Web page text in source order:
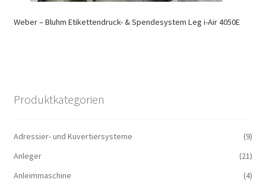
Weber – Bluhm Etikettendruck- & Spendesystem Leg i-Air 4050E
Produktkategorien
Adressier- und Kuvertiersysteme
(9)
Anleger
(21)
Anleimmaschine
(4)